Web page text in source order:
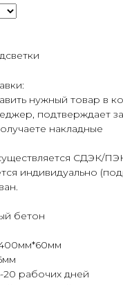
нужный товар в
подтверждает
накладные
СДЭК/
индивидуально
бетон
20 рабочих дней